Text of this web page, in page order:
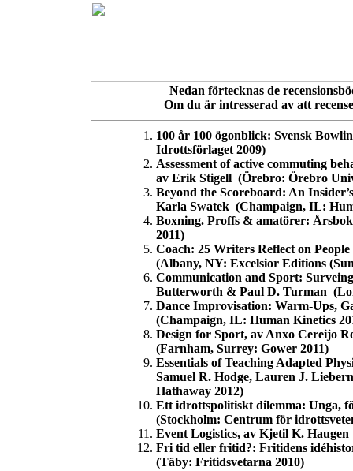
Nedan förtecknas de
Om du är intresserad av att
100 år 100 ögonblick: Svensk
Idrottsförlaget 2009)
Assessment of active commuting
av Erik Stigell (Örebro: Örebro
Beyond the Scoreboard: An
Karla Swatek (Champaign, IL:
Boxning. Proffs & amatörer:
2011)
Coach: 25 Writers Reflect on
(Albany, NY: Excelsior Editions
Communication and Sport:
Butterworth & Paul D. Turman
Dance Improvisation: Warm-Ups,
(Champaign, IL: Human Kinetics
Design for Sport, av Anxo Cereijo
(Farnham, Surrey: Gower 2011)
Essentials of Teaching Adapted
Samuel R. Hodge, Lauren J.
Hathaway 2012)
Ett idrottspolitiskt dilemma: Unga,
(Stockholm: Centrum för
Event Logistics, av Kjetil K.
Fri tid eller fritid?: Fritidens
(Täby: Fritidsvetarna 2010)